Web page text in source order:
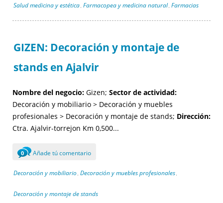
Salud medicina y estética , Farmacopea y medicina natural , Farmacias
GIZEN: Decoración y montaje de
stands en Ajalvir
Nombre del negocio: Gizen; Sector de actividad:
Decoración y mobiliario > Decoración y muebles
profesionales > Decoración y montaje de stands; Dirección:
Ctra. Ajalvir-torrejon Km 0,500...
0 Añade tú comentario
Decoración y mobiliario , Decoración y muebles profesionales ,
Decoración y montaje de stands